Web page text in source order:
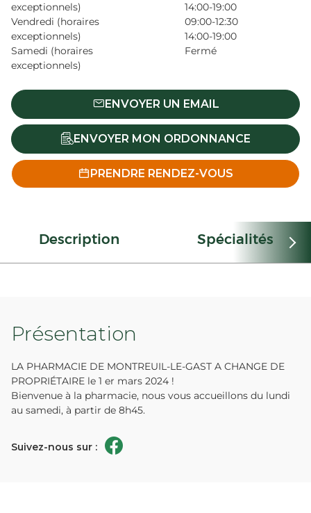
exceptionnels)
14:00-19:00
Vendredi (horaires
exceptionnels)
09:00-12:30
14:00-19:00
Samedi (horaires
exceptionnels)
Fermé
ENVOYER UN EMAIL
ENVOYER MON ORDONNANCE
PRENDRE RENDEZ-VOUS
Description Spécialités
Présentation
LA PHARMACIE DE MONTREUIL-LE-GAST A CHANGE DE
PROPRIÉTAIRE le 1 er mars 2024 !
Bienvenue à la pharmacie, nous vous accueillons du lundi
au samedi, à partir de 8h45.
Suivez-nous sur :